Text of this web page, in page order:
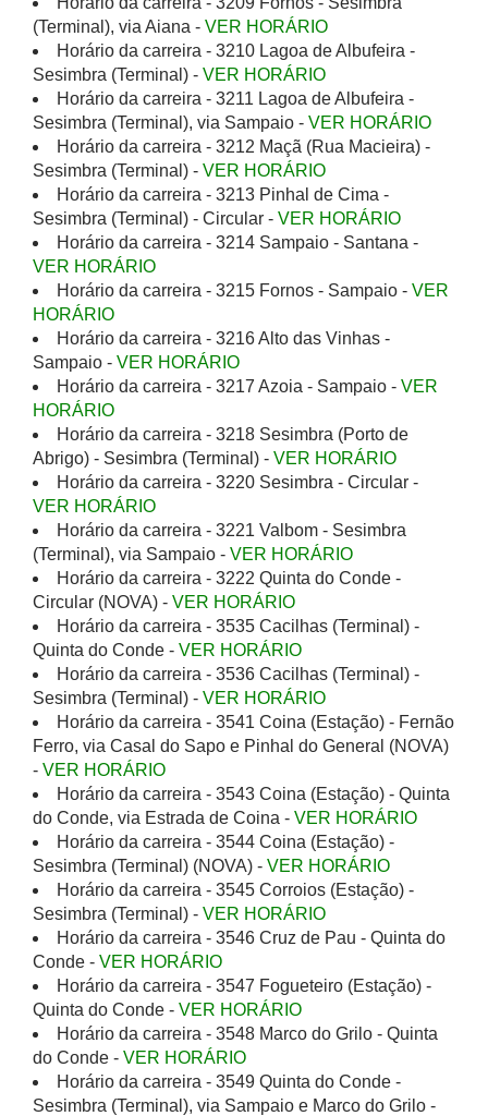
(Terminal), via Aiana - VER HORÁRIO
Horário da carreira - 3210 Lagoa de Albufeira -
Sesimbra (Terminal) - VER HORÁRIO
Horário da carreira - 3211 Lagoa de Albufeira -
Sesimbra (Terminal), via Sampaio - VER HORÁRIO
Horário da carreira - 3212 Maçã (Rua Macieira) -
Sesimbra (Terminal) - VER HORÁRIO
Horário da carreira - 3213 Pinhal de Cima -
Sesimbra (Terminal) - Circular - VER HORÁRIO
Horário da carreira - 3214 Sampaio - Santana -
VER HORÁRIO
Horário da carreira - 3215 Fornos - Sampaio - VER
HORÁRIO
Horário da carreira - 3216 Alto das Vinhas -
Sampaio - VER HORÁRIO
Horário da carreira - 3217 Azoia - Sampaio - VER
HORÁRIO
Horário da carreira - 3218 Sesimbra (Porto de
Abrigo) - Sesimbra (Terminal) - VER HORÁRIO
Horário da carreira - 3220 Sesimbra - Circular -
VER HORÁRIO
Horário da carreira - 3221 Valbom - Sesimbra
(Terminal), via Sampaio - VER HORÁRIO
Horário da carreira - 3222 Quinta do Conde -
Circular (NOVA) - VER HORÁRIO
Horário da carreira - 3535 Cacilhas (Terminal) -
Quinta do Conde - VER HORÁRIO
Horário da carreira - 3536 Cacilhas (Terminal) -
Sesimbra (Terminal) - VER HORÁRIO
Horário da carreira - 3541 Coina (Estação) - Fernão
Ferro, via Casal do Sapo e Pinhal do General (NOVA)
- VER HORÁRIO
Horário da carreira - 3543 Coina (Estação) - Quinta
do Conde, via Estrada de Coina - VER HORÁRIO
Horário da carreira - 3544 Coina (Estação) -
Sesimbra (Terminal) (NOVA) - VER HORÁRIO
Horário da carreira - 3545 Corroios (Estação) -
Sesimbra (Terminal) - VER HORÁRIO
Horário da carreira - 3546 Cruz de Pau - Quinta do
Conde - VER HORÁRIO
Horário da carreira - 3547 Fogueteiro (Estação) -
Quinta do Conde - VER HORÁRIO
Horário da carreira - 3548 Marco do Grilo - Quinta
do Conde - VER HORÁRIO
Horário da carreira - 3549 Quinta do Conde -
Sesimbra (Terminal), via Sampaio e Marco do Grilo -